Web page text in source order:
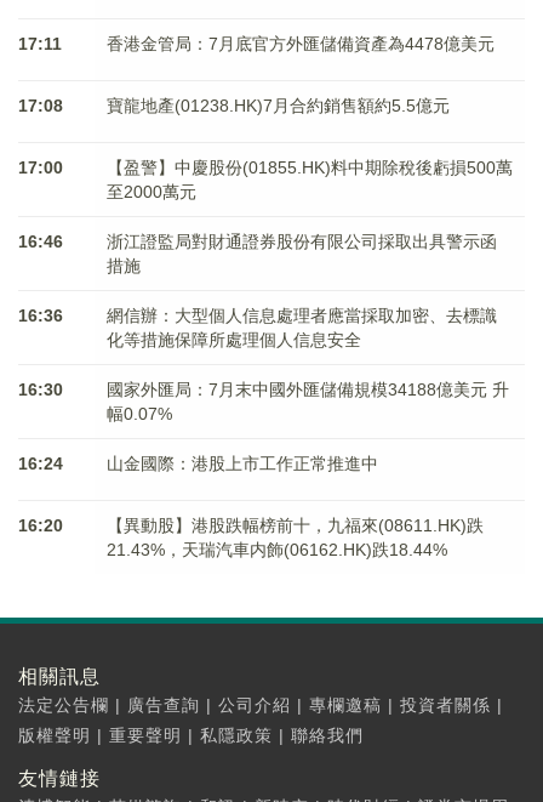
17:11 香港金管局：7月底官方外匯儲備資產為4478億美元
17:08 寶龍地產(01238.HK)7月合約銷售額約5.5億元
17:00
【盈警】中慶股份(01855.HK)料中期除稅後虧損500萬
至2000萬元
16:46
浙江證監局對財通證券股份有限公司採取出具警示函
措施
16:36
網信辦：大型個人信息處理者應當採取加密、去標識
化等措施保障所處理個人信息安全
16:30
國家外匯局：7月末中國外匯儲備規模34188億美元 升
幅0.07%
16:24 山金國際：港股上市工作正常推進中
16:20
【異動股】港股跌幅榜前十，九福來(08611.HK)跌
21.43%，天瑞汽車内飾(06162.HK)跌18.44%
相關訊息
法定公告欄 | 廣告查詢 | 公司介紹 | 專欄邀稿 | 投資者關係 |
版權聲明 | 重要聲明 | 私隱政策 | 聯絡我們
友情鏈接